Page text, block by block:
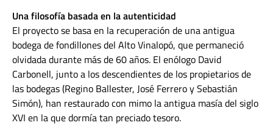
Una filosofía basada en la autenticidad
El proyecto se basa en la recuperación de una antigua
bodega de fondillones del Alto Vinalopó, que permaneció
olvidada durante más de 60 años. El enólogo David
Carbonell, junto a los descendientes de los propietarios de
las bodegas (Regino Ballester, José Ferrero y Sebastián
Simón), han restaurado con mimo la antigua masía del siglo
XVI en la que dormía tan preciado tesoro.